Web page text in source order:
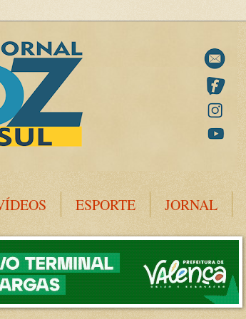
ESPORTE JORNAL